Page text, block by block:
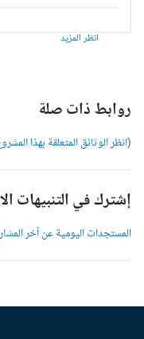
انظر المزيد
روابط ذات صلة
(انظر الوثائق المتعلقة بهذا
إشترك في التنبيهات
المستجدات اليومية عن آخر المشاريع